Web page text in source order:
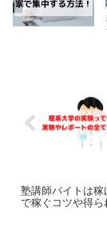
塾講師バイトは稼
で稼ぐコツや得ら